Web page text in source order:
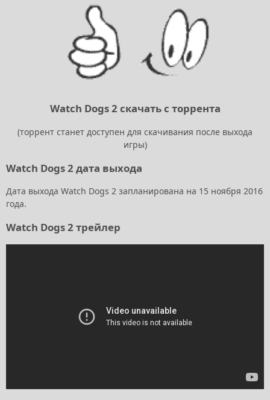
Watch Dogs 2 скачать с торрента
(торрент станет доступен для скачивания после выхода
игры)
Watch Dogs 2 дата выхода
Дата выхода Watch Dogs 2 запланирована на 15 ноября 2016
года.
Watch Dogs 2 трейлер